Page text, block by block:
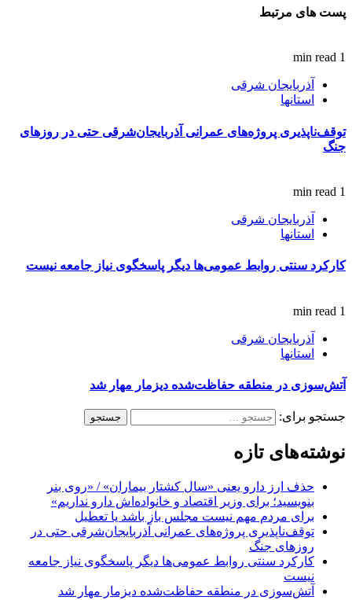
پست های مرتبط
1 min read
آذربایجان شرقی
استانها
توقف‌ناپذیری پروژه‌های عمرانی آذربایجان‌شرقی حتی در روزهای
جنگ
1 min read
آذربایجان شرقی
استانها
کارکرد سنتی روابط عمومی‌ها دیگر پاسخگوی نیاز جامعه نیست
1 min read
آذربایجان شرقی
استانها
آتش‌سوزی در منطقه حفاظت‌شده دیزمار مهار شد
جستجو برای:
نوشته‌های تازه
حذف ارز دارو یعنی «سال کشتار بیماران» / «روی بنر
بنویسید؛ برای وزیر اقتصاد و خانواده‌اش دارو نداریم»
برای مردم مهم نیست مجلس باز باشد یا تعطیل
توقف‌ناپذیری پروژه‌های عمرانی آذربایجان‌شرقی حتی در
روزهای جنگ
کارکرد سنتی روابط عمومی‌ها دیگر پاسخگوی نیاز جامعه
نیست
آتش‌سوزی در منطقه حفاظت‌شده دیزمار مهار شد